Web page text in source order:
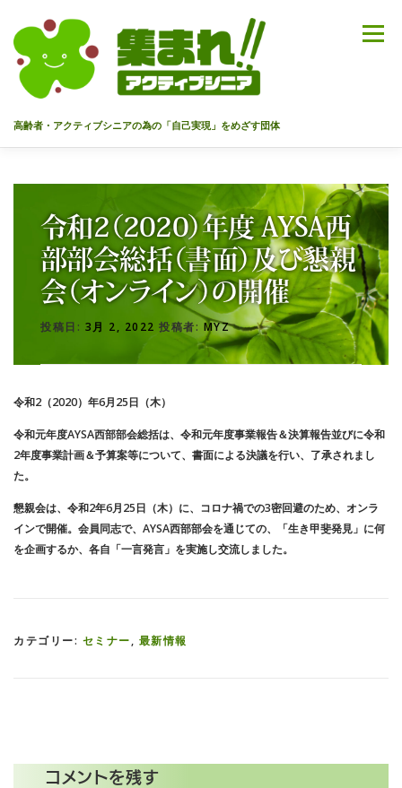
高齢者・アクティブシニアの為の「自己実現」をめざす団体
メニュー
HOME 代表あいさつ 私達について 今までのセミナー
メンバー 情報を募集中！ お問合せ 最新情報
プライバシーポリシー
令和2（2020）年度 AYSA西
部部会総括（書面）及び懇親
会（オンライン）の開催
投稿日: 3月 2, 2022 投稿者: MYZ
令和2（2020）年6月25日（木）
令和元年度AYSA西部部会総括は、令和元年度事業報告＆決算報告並びに令和
2年度事業計画＆予算案等について、書面による決議を行い、了承されまし
た。
懇親会は、令和2年6月25日（木）に、コロナ禍での3密回避のため、オンラ
インで開催。会員同志で、AYSA西部部会を通じての、「生き甲斐発見」に何
を企画するか、各自「一言発言」を実施し交流しました。
カテゴリー: セミナー, 最新情報
コメントを残す